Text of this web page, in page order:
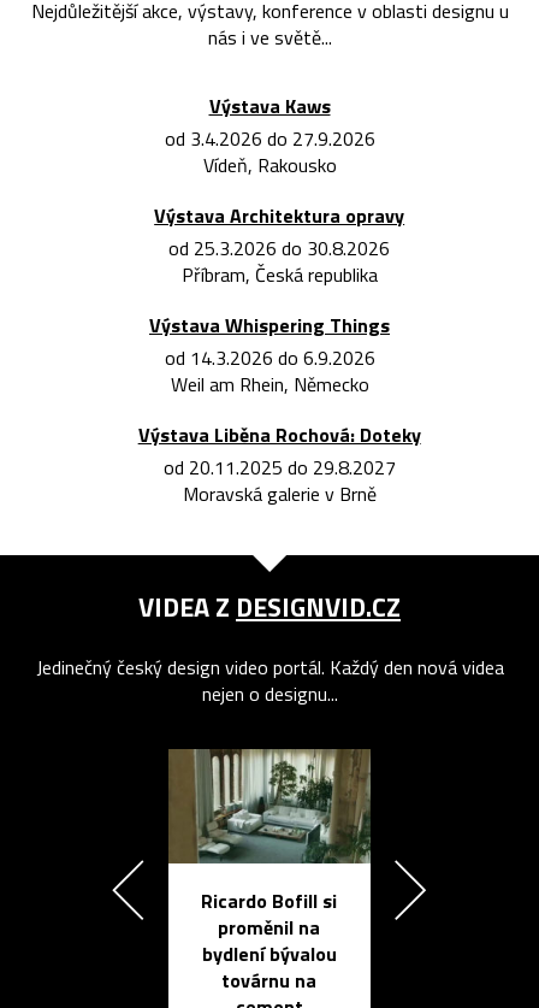
Nejdůležitější akce, výstavy, konference v oblasti designu u
nás i ve světě...
Výstava Kaws
od 3.4.2026 do 27.9.2026
Vídeň, Rakousko
Výstava Architektura opravy
od 25.3.2026 do 30.8.2026
Příbram, Česká republika
Výstava Whispering Things
od 14.3.2026 do 6.9.2026
Weil am Rhein, Německo
Výstava Liběna Rochová: Doteky
od 20.11.2025 do 29.8.2027
Moravská galerie v Brně
VIDEA Z DESIGNVID.CZ
Jedinečný český design video portál. Každý den nová videa
nejen o designu...
Ricardo Bofill si
proměnil na
bydlení bývalou
továrnu na